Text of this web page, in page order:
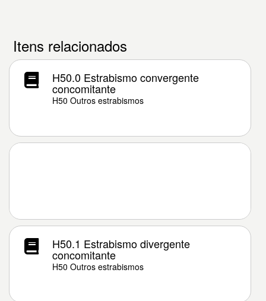
Itens relacionados
H50.0 Estrabismo convergente
concomitante
H50 Outros estrabismos
H50.1 Estrabismo divergente
concomitante
H50 Outros estrabismos